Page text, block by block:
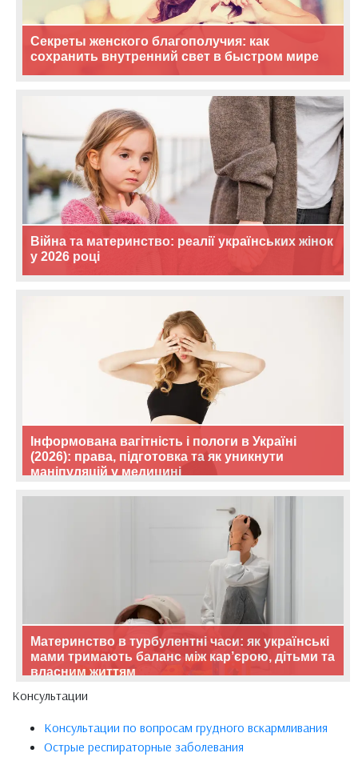
Секреты женского благополучия: как
сохранить внутренний свет в быстром мире
Війна та материнство: реалії українських жінок
у 2026 році
Інформована вагітність і пологи в Україні
(2026): права, підготовка та як уникнути
маніпуляцій у медицині
Материнство в турбулентні часи: як українські
мами тримають баланс між кар’єрою, дітьми та
власним життям
Консультации
Консультации по вопросам грудного вскармливания
Острые респираторные заболевания